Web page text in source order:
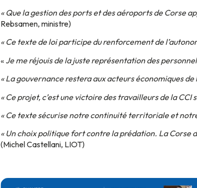
« Que la gestion des ports et des aéroports de Corse
Rebsamen, ministre)
« Ce texte de loi participe du renforcement de
« Je me réjouis de la juste représentation des
« La gouvernance restera aux acteurs économiques de
« Ce projet, c’est une victoire des travailleurs de la CCI
« Ce texte sécurise notre continuité territoriale et
« Un choix politique fort contre la prédation. La Corse
(Michel Castellani, LIOT)